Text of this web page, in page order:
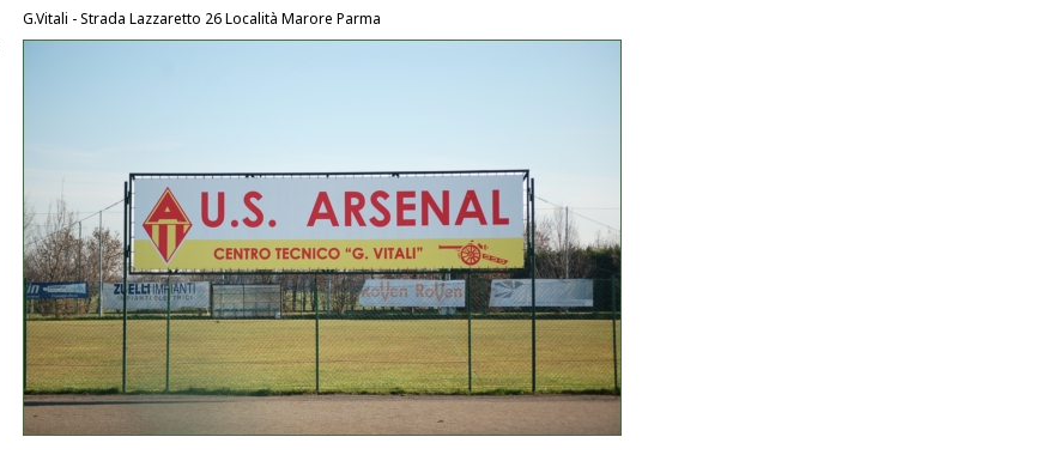
G.Vitali - Strada Lazzaretto 26 Località Marore Parma